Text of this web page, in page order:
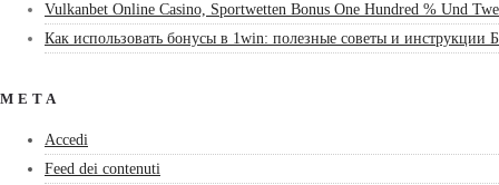
Vulkanbet Online Casino, Sportwetten Bonus One Hundred % Und
Как использовать бонусы в 1win: полезные советы и инструкции
META
Accedi
Feed dei contenuti